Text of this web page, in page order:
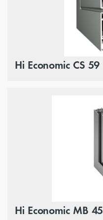
Hi Economic CS 59
Hi Economic MB 45